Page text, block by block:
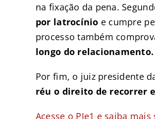
na fixação da pena.
por latrocínio e cumpre
processo também
longo do relacionamento.
Por fim, o juiz presidente
réu o direito de recorrer
Acesse o PJe1 e saiba